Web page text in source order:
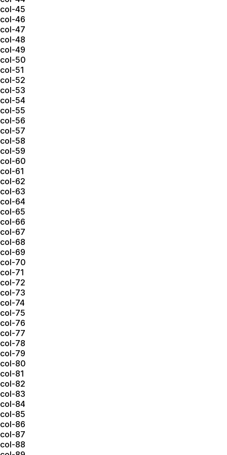
col-45
col-46
col-47
col-48
col-49
col-50
col-51
col-52
col-53
col-54
col-55
col-56
col-57
col-58
col-59
col-60
col-61
col-62
col-63
col-64
col-65
col-66
col-67
col-68
col-69
col-70
col-71
col-72
col-73
col-74
col-75
col-76
col-77
col-78
col-79
col-80
col-81
col-82
col-83
col-84
col-85
col-86
col-87
col-88